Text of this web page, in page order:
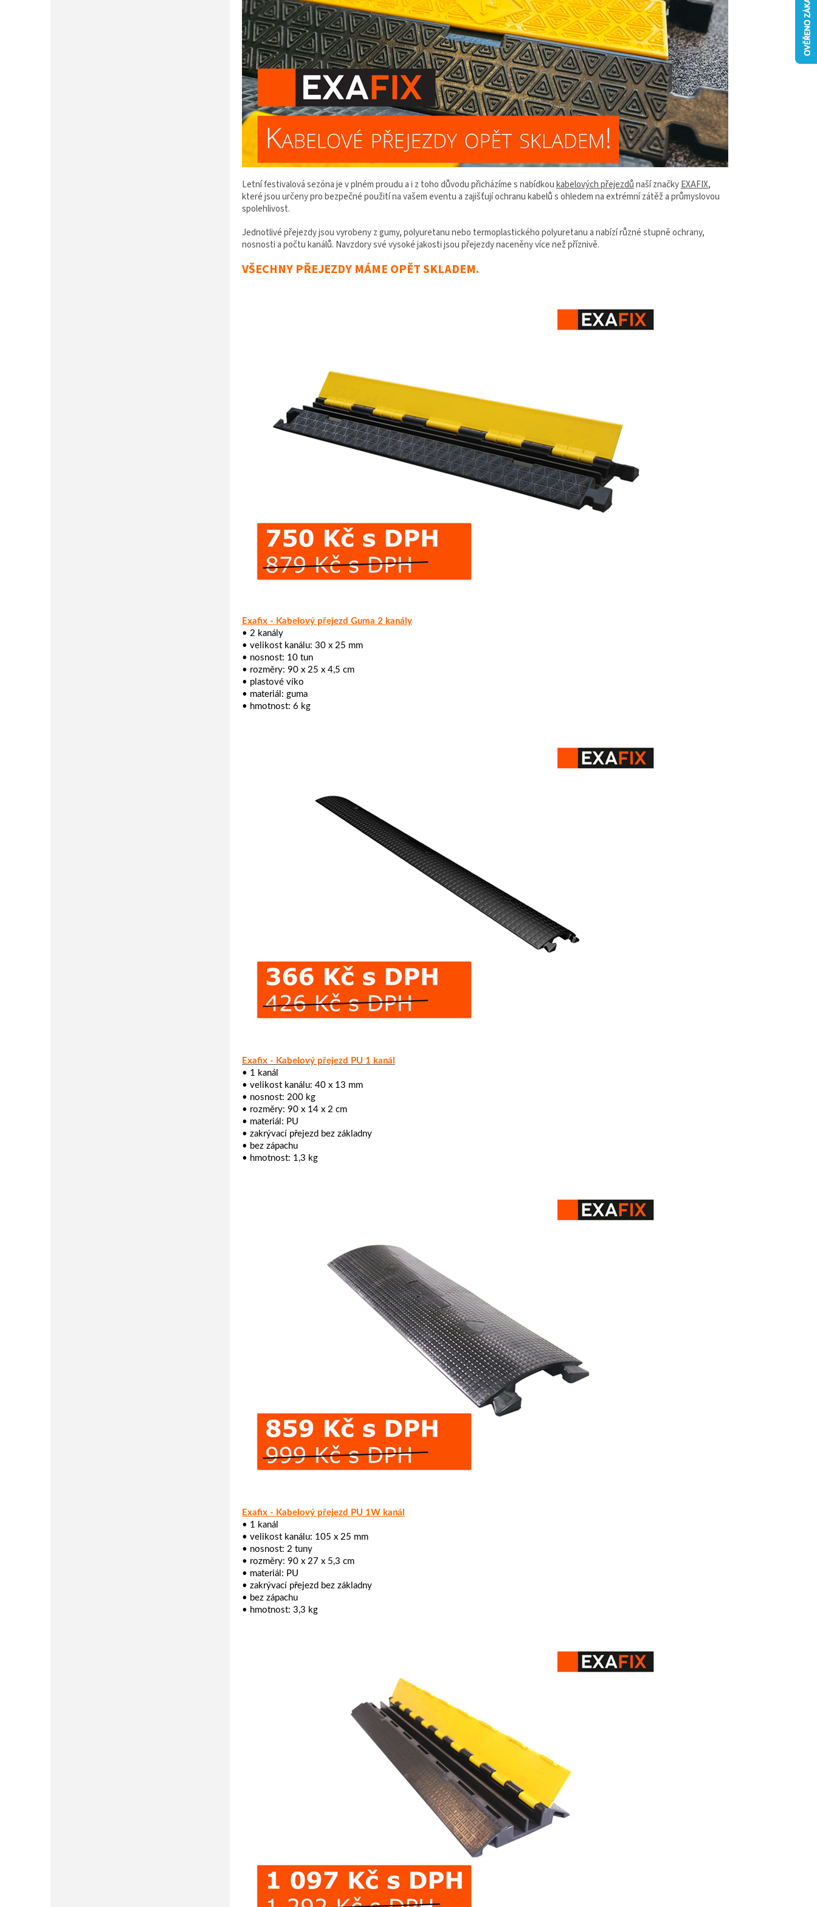
Letní festivalová sezóna je v plném proudu a i z toho důvodu přicházíme s nabídkoukabelových přejezdůnaší značkyEXAFIX,
které jsou určeny pro bezpečné použití na vašem eventu a zajišťují ochranu kabelů s ohledem na extrémní zátěž a průmyslovou
spolehlivost.
Jednotlivé přejezdy jsou vyrobeny z gumy, polyuretanu nebo termoplastického polyuretanu a nabízí různé stupně ochrany,
nosnosti a počtu kanálů. Navzdory své vysoké jakosti jsou přejezdy naceněny více než příznivě.
VŠECHNY PŘEJEZDY MÁME OPĚT SKLADEM.
Exafix - Kabelový přejezd Guma 2 kanály
• 2 kanály
• velikost kanálu: 30 x 25 mm
• nosnost: 10 tun
• rozměry: 90 x 25 x 4,5 cm
• plastové víko
• materiál: guma
• hmotnost: 6 kg
Exafix - Kabelový přejezd PU 1 kanál
• 1 kanál
• velikost kanálu: 40 x 13 mm
• nosnost: 200 kg
• rozměry: 90 x 14 x 2 cm
• materiál: PU
• zakrývací přejezd bez základny
• bez zápachu
• hmotnost: 1,3 kg
Exafix - Kabelový přejezd PU 1W kanál
• 1 kanál
• velikost kanálu: 105 x 25 mm
• nosnost: 2 tuny
• rozměry: 90 x 27 x 5,3 cm
• materiál: PU
• zakrývací přejezd bez základny
• bez zápachu
• hmotnost: 3,3 kg